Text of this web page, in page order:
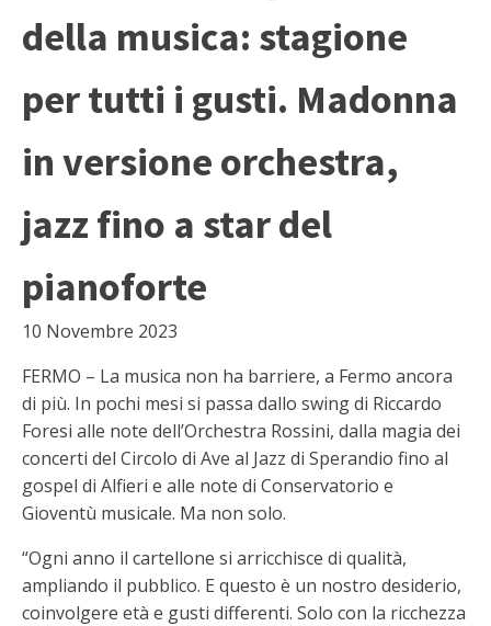
della musica: stagione
per tutti i gusti. Madonna
in versione orchestra,
jazz fino a star del
pianoforte
10 Novembre 2023
FERMO – La musica non ha barriere, a Fermo ancora
di più. In pochi mesi si passa dallo swing di Riccardo
Foresi alle note dell’Orchestra Rossini, dalla magia dei
concerti del Circolo di Ave al Jazz di Sperandio fino al
gospel di Alfieri e alle note di Conservatorio e
Gioventù musicale. Ma non solo.
“Ogni anno il cartellone si arricchisce di qualità,
ampliando il pubblico. E questo è un nostro desiderio,
coinvolgere età e gusti differenti. Solo con la ricchezza